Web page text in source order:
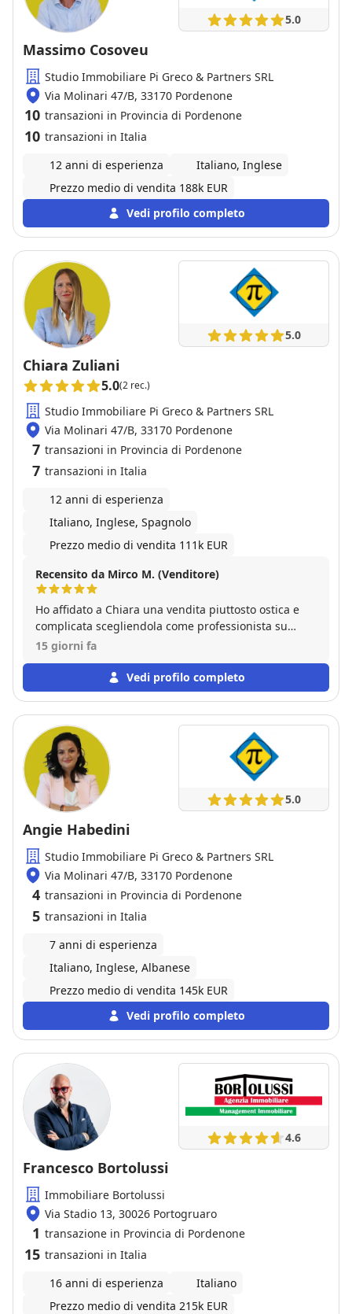
5.0
Massimo Cosoveu
Studio Immobiliare Pi Greco & Partners SRL
Via Molinari 47/B, 33170 Pordenone
10 transazioni in Provincia di Pordenone
10 transazioni in Italia
12 anni di esperienza
Italiano, Inglese
Prezzo medio di vendita 188k EUR
Vedi profilo completo
5.0
Chiara Zuliani
5.0(2 rec.)
Studio Immobiliare Pi Greco & Partners SRL
Via Molinari 47/B, 33170 Pordenone
7 transazioni in Provincia di Pordenone
7 transazioni in Italia
12 anni di esperienza
Italiano, Inglese, Spagnolo
Prezzo medio di vendita 111k EUR
Recensito da Mirco M. (Venditore)
Ho affidato a Chiara una vendita piuttosto ostica e
complicata scegliendola come professionista su
segnalazione di amici che avevano avuto un ottimo
dubbio la scelta si è rivelata eccellente. Sempre
disponibile e sorridente ha risolto con competenza
dovuto affrontare. E’ stata davvero una bella
esperienza che si è conclusa con successo!
15 giorni fa
Vedi profilo completo
5.0
Angie Habedini
Studio Immobiliare Pi Greco & Partners SRL
Via Molinari 47/B, 33170 Pordenone
4 transazioni in Provincia di Pordenone
5 transazioni in Italia
7 anni di esperienza
Italiano, Inglese, Albanese
Prezzo medio di vendita 145k EUR
Vedi profilo completo
4.6
Francesco Bortolussi
Immobiliare Bortolussi
Via Stadio 13, 30026 Portogruaro
1 transazione in Provincia di Pordenone
15 transazioni in Italia
16 anni di esperienza
Italiano
Prezzo medio di vendita 215k EUR